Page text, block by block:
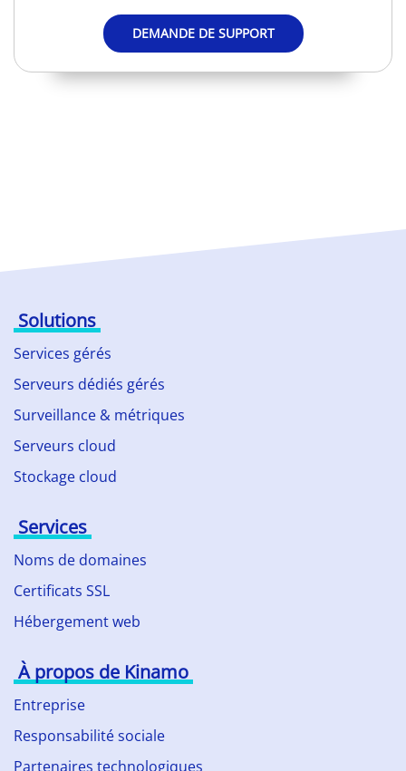
DEMANDE DE SUPPORT
Solutions
Services gérés
Serveurs dédiés gérés
Surveillance & métriques
Serveurs cloud
Stockage cloud
Services
Noms de domaines
Certificats SSL
Hébergement web
À propos de Kinamo
Entreprise
Responsabilité sociale
Partenaires technologiques